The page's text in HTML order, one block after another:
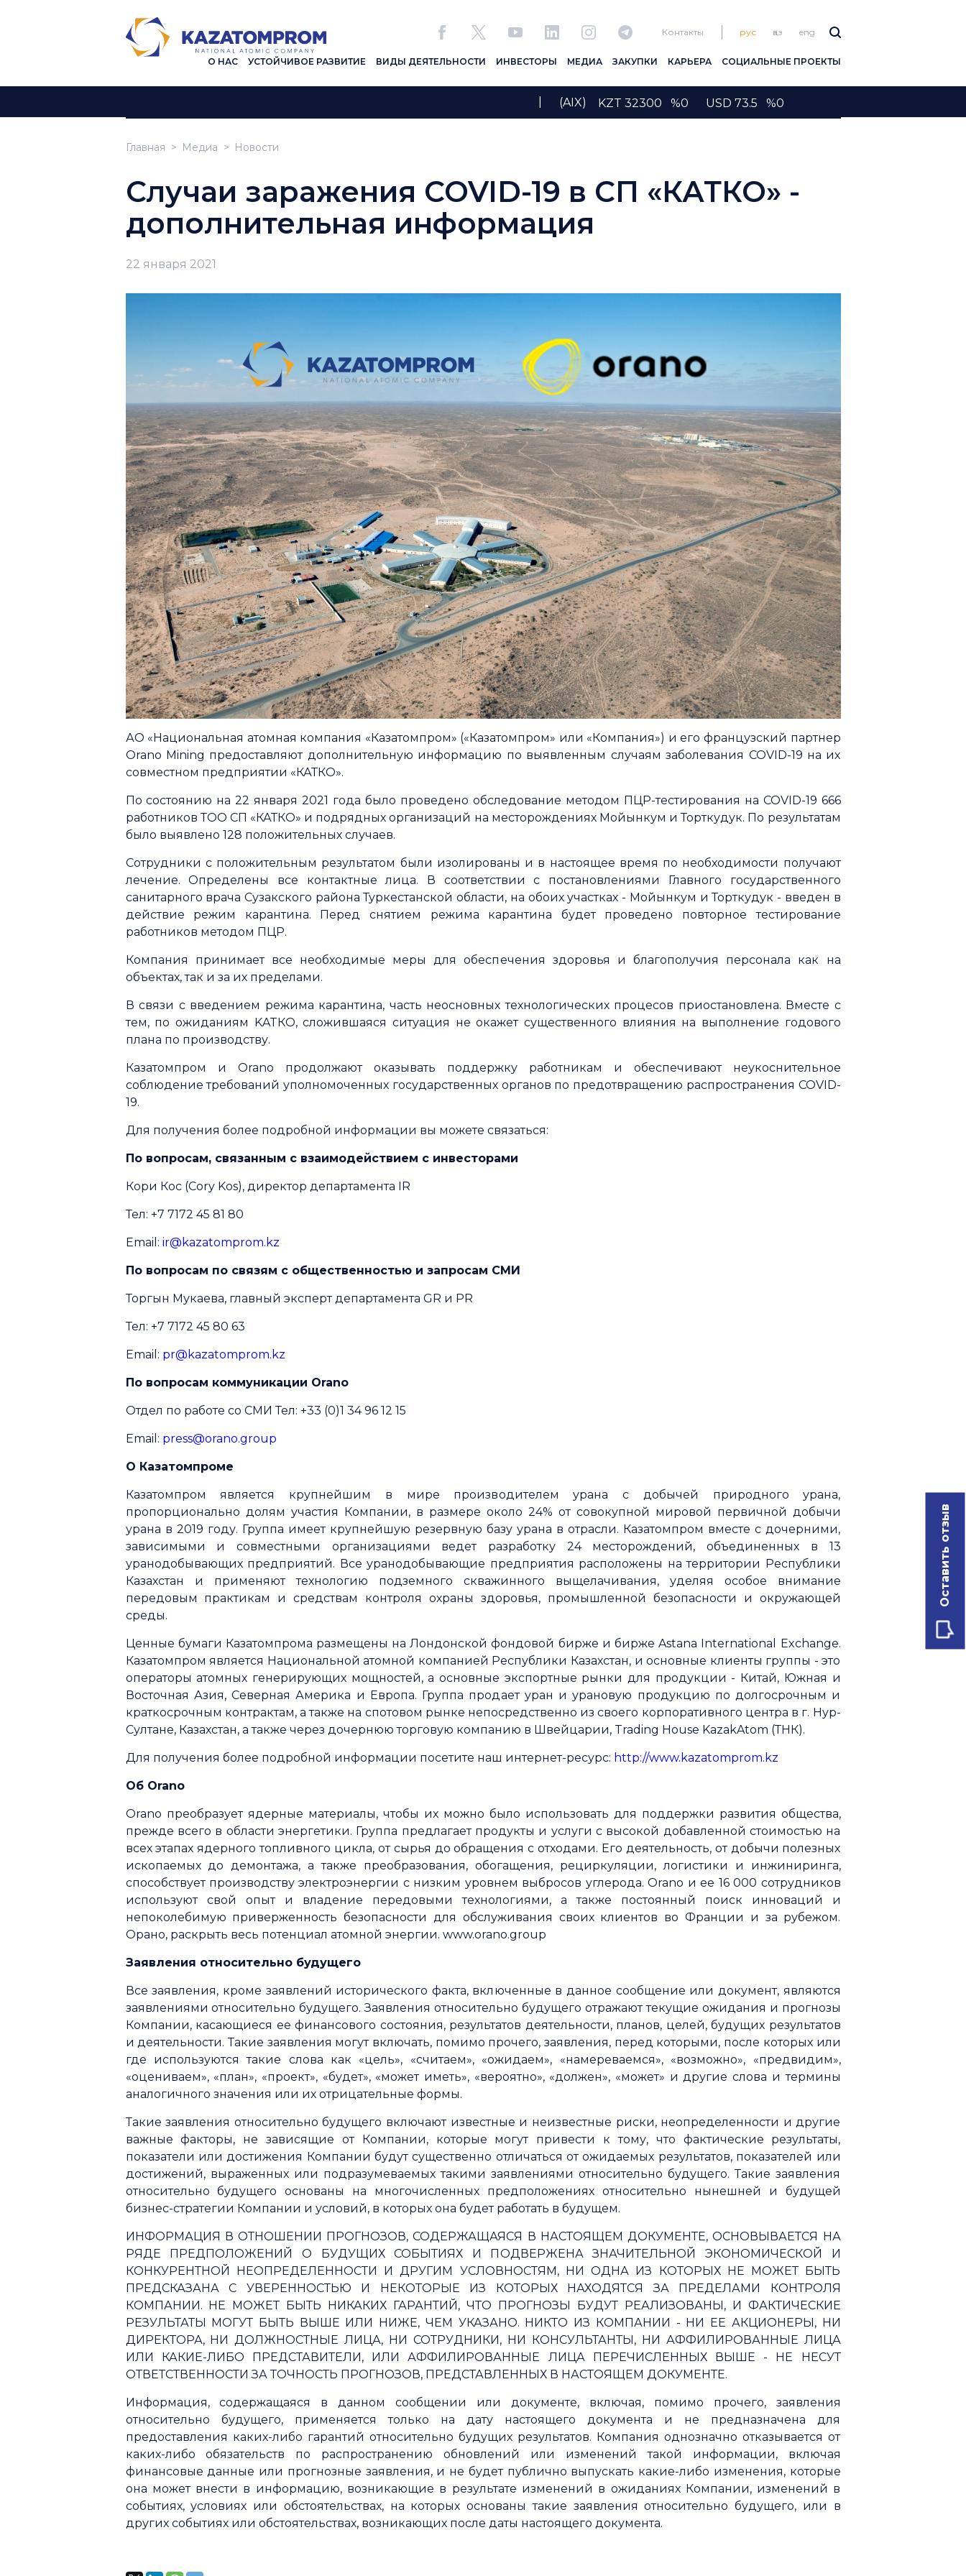
Контакты рус қаз eng
О НАС УСТОЙЧИВОЕ РАЗВИТИЕ ВИДЫ ДЕЯТЕЛЬНОСТИ ИНВЕСТОРЫ МЕДИА ЗАКУПКИ КАРЬЕРА СОЦИАЛЬНЫЕ ПРОЕКТЫ
(AIX) KZT 32300 %0 USD 73.5 %0
Главная Медиа Новости
Случаи заражения COVID-19 в СП «КАТКО» -
дополнительная информация
22 января 2021
АО «Национальная атомная компания «Казатомпром» («Казатомпром» или «Компания») и его французский партнер
Orano Mining предоставляют дополнительную информацию по выявленным случаям заболевания COVID-19 на их
совместном предприятии «КАТКО».
По состоянию на 22 января 2021 года было проведено обследование методом ПЦР-тестирования на COVID-19 666
работников ТОО СП «КАТКО» и подрядных организаций на месторождениях Мойынкум и Торткудук. По результатам
было выявлено 128 положительных случаев.
Сотрудники с положительным результатом были изолированы и в настоящее время по необходимости получают
лечение. Определены все контактные лица. В соответствии с постановлениями Главного государственного
санитарного врача Сузакского района Туркестанской области, на обоих участках - Мойынкум и Торткудук - введен в
действие режим карантина. Перед снятием режима карантина будет проведено повторное тестирование
работников методом ПЦР.
Компания принимает все необходимые меры для обеспечения здоровья и благополучия персонала как на
объектах, так и за их пределами.
В связи с введением режима карантина, часть неосновных технологических процесов приостановлена. Вместе с
тем, по ожиданиям KATКО, сложившаяся ситуация не окажет существенного влияния на выполнение годового
плана по производству.
Казатомпром и Orano продолжают оказывать поддержку работникам и обеспечивают неукоснительное
соблюдение требований уполномоченных государственных органов по предотвращению распространения COVID-
19.
Для получения более подробной информации вы можете связаться:
По вопросам, связанным с взаимодействием с инвесторами
Кори Кос (Cory Kos), директор департамента IR
Тел: +7 7172 45 81 80
Email: ir@kazatomprom.kz
По вопросам по связям с общественностью и запросам СМИ
Торгын Мукаева, главный эксперт департамента GR и PR
Тел: +7 7172 45 80 63
Email: pr@kazatomprom.kz
По вопросам коммуникации Orano
Отдел по работе со СМИ Тел: +33 (0)1 34 96 12 15
Email: press@orano.group
О Казатомпроме
Казатомпром является крупнейшим в мире производителем урана с добычей природного урана,
пропорционально долям участия Компании, в размере около 24% от совокупной мировой первичной добычи
урана в 2019 году. Группа имеет крупнейшую резервную базу урана в отрасли. Казатомпром вместе с дочерними,
зависимыми и совместными организациями ведет разработку 24 месторождений, объединенных в 13
уранодобывающих предприятий. Все уранодобывающие предприятия расположены на территории Республики
Казахстан и применяют технологию подземного скважинного выщелачивания, уделяя особое внимание
передовым практикам и средствам контроля охраны здоровья, промышленной безопасности и окружающей
среды.
Ценные бумаги Казатомпрома размещены на Лондонской фондовой бирже и бирже Astana International Exchange.
Казатомпром является Национальной атомной компанией Республики Казахстан, и основные клиенты группы - это
операторы атомных генерирующих мощностей, а основные экспортные рынки для продукции - Китай, Южная и
Восточная Азия, Северная Америка и Европа. Группа продает уран и урановую продукцию по долгосрочным и
краткосрочным контрактам, а также на спотовом рынке непосредственно из своего корпоративного центра в г. Нур-
Султане, Казахстан, а также через дочернюю торговую компанию в Швейцарии, Trading House KazakAtom (ТНК).
Для получения более подробной информации посетите наш интернет-ресурс: http://www.kazatomprom.kz
Об Orano
Orano преобразует ядерные материалы, чтобы их можно было использовать для поддержки развития общества,
прежде всего в области энергетики. Группа предлагает продукты и услуги с высокой добавленной стоимостью на
всех этапах ядерного топливного цикла, от сырья до обращения с отходами. Его деятельность, от добычи полезных
ископаемых до демонтажа, а также преобразования, обогащения, рециркуляции, логистики и инжиниринга,
способствует производству электроэнергии с низким уровнем выбросов углерода. Orano и ее 16 000 сотрудников
используют свой опыт и владение передовыми технологиями, а также постоянный поиск инноваций и
непоколебимую приверженность безопасности для обслуживания своих клиентов во Франции и за рубежом.
Орано, раскрыть весь потенциал атомной энергии. www.orano.group
Заявления относительно будущего
Все заявления, кроме заявлений исторического факта, включенные в данное сообщение или документ, являются
заявлениями относительно будущего. Заявления относительно будущего отражают текущие ожидания и прогнозы
Компании, касающиеся ее финансового состояния, результатов деятельности, планов, целей, будущих результатов
и деятельности. Такие заявления могут включать, помимо прочего, заявления, перед которыми, после которых или
где используются такие слова как «цель», «считаем», «ожидаем», «намереваемся», «возможно», «предвидим»,
«оцениваем», «план», «проект», «будет», «может иметь», «вероятно», «должен», «может» и другие слова и термины
аналогичного значения или их отрицательные формы.
Такие заявления относительно будущего включают известные и неизвестные риски, неопределенности и другие
важные факторы, не зависящие от Компании, которые могут привести к тому, что фактические результаты,
показатели или достижения Компании будут существенно отличаться от ожидаемых результатов, показателей или
достижений, выраженных или подразумеваемых такими заявлениями относительно будущего. Такие заявления
относительно будущего основаны на многочисленных предположениях относительно нынешней и будущей
бизнес-стратегии Компании и условий, в которых она будет работать в будущем.
ИНФОРМАЦИЯ В ОТНОШЕНИИ ПРОГНОЗОВ, СОДЕРЖАЩАЯСЯ В НАСТОЯЩЕМ ДОКУМЕНТЕ, ОСНОВЫВАЕТСЯ НА
РЯДЕ ПРЕДПОЛОЖЕНИЙ О БУДУЩИХ СОБЫТИЯХ И ПОДВЕРЖЕНА ЗНАЧИТЕЛЬНОЙ ЭКОНОМИЧЕСКОЙ И
КОНКУРЕНТНОЙ НЕОПРЕДЕЛЕННОСТИ И ДРУГИМ УСЛОВНОСТЯМ, НИ ОДНА ИЗ КОТОРЫХ НЕ МОЖЕТ БЫТЬ
ПРЕДСКАЗАНА С УВЕРЕННОСТЬЮ И НЕКОТОРЫЕ ИЗ КОТОРЫХ НАХОДЯТСЯ ЗА ПРЕДЕЛАМИ КОНТРОЛЯ
КОМПАНИИ. НЕ МОЖЕТ БЫТЬ НИКАКИХ ГАРАНТИЙ, ЧТО ПРОГНОЗЫ БУДУТ РЕАЛИЗОВАНЫ, И ФАКТИЧЕСКИЕ
РЕЗУЛЬТАТЫ МОГУТ БЫТЬ ВЫШЕ ИЛИ НИЖЕ, ЧЕМ УКАЗАНО. НИКТО ИЗ КОМПАНИИ - НИ ЕЕ АКЦИОНЕРЫ, НИ
ДИРЕКТОРА, НИ ДОЛЖНОСТНЫЕ ЛИЦА, НИ СОТРУДНИКИ, НИ КОНСУЛЬТАНТЫ, НИ АФФИЛИРОВАННЫЕ ЛИЦА
ИЛИ КАКИЕ-ЛИБО ПРЕДСТАВИТЕЛИ, ИЛИ АФФИЛИРОВАННЫЕ ЛИЦА ПЕРЕЧИСЛЕННЫХ ВЫШЕ - НЕ НЕСУТ
ОТВЕТСТВЕННОСТИ ЗА ТОЧНОСТЬ ПРОГНОЗОВ, ПРЕДСТАВЛЕННЫХ В НАСТОЯЩЕМ ДОКУМЕНТЕ.
Информация, содержащаяся в данном сообщении или документе, включая, помимо прочего, заявления
относительно будущего, применяется только на дату настоящего документа и не предназначена для
предоставления каких-либо гарантий относительно будущих результатов. Компания однозначно отказывается от
каких-либо обязательств по распространению обновлений или изменений такой информации, включая
финансовые данные или прогнозные заявления, и не будет публично выпускать какие-либо изменения, которые
она может внести в информацию, возникающие в результате изменений в ожиданиях Компании, изменений в
событиях, условиях или обстоятельствах, на которых основаны такие заявления относительно будущего, или в
других событиях или обстоятельствах, возникающих после даты настоящего документа.
Оставить отзыв